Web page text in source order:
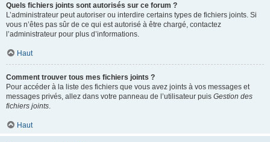
Quels fichiers joints sont autorisés sur ce forum ?
L’administrateur peut autoriser ou interdire certains types de fichiers joints. Si
vous n’êtes pas sûr de ce qui est autorisé à être chargé, contactez
l’administrateur pour plus d’informations.
Haut
Comment trouver tous mes fichiers joints ?
Pour accéder à la liste des fichiers que vous avez joints à vos messages et
messages privés, allez dans votre panneau de l’utilisateur puis Gestion des
fichiers joints.
Haut